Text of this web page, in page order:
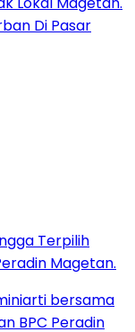
Di Pasar
Terpilih
Magetan.